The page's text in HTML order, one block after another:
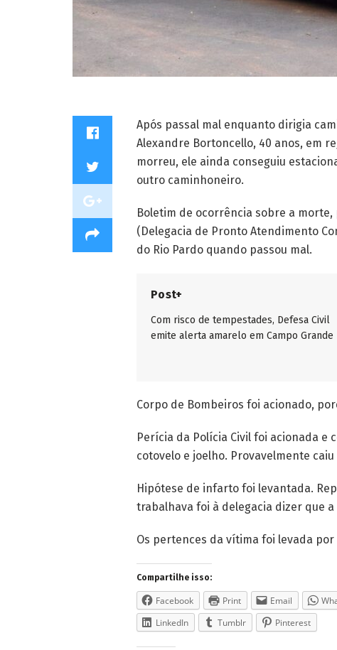
Após passal mal enquanto dirigia
Alexandre Bortoncello, 40 anos, em
morreu, ele ainda conseguiu
outro caminhoneiro.
Boletim de ocorrência sobre a
(Delegacia de Pronto Atendimento
do Rio Pardo quando passou mal.
Post+
Com risco de tempestades, Defesa Civil
emite alerta amarelo em Campo Grande
Corpo de Bombeiros foi acionado,
Perícia da Polícia Civil foi acionada
cotovelo e joelho. Provavelmente
Hipótese de infarto foi levantada.
trabalhava foi à delegacia dizer que
Os pertences da vítima foi levada por
Compartilhe isso:
Facebook Print Email
LinkedIn
Tumblr Pinterest